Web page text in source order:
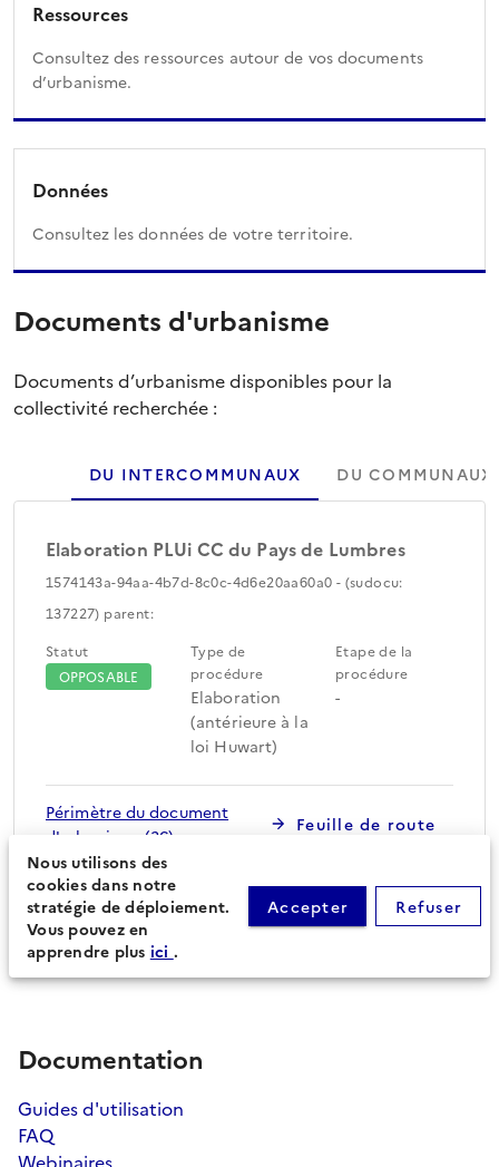
Ressources
Consultez des ressources autour de vos documents
d’urbanisme.
Données
Consultez les données de votre territoire.
Documents d'urbanisme
Documents d’urbanisme disponibles pour la
collectivité recherchée :
DU INTERCOMMUNAUX DU COMMUNAUX
Elaboration PLUi CC du Pays de Lumbres
1574143a-94aa-4b7d-8c0c-4d6e20aa60a0 - (sudocu:
137227) parent:
Statut
OPPOSABLE
Type de
procédure
Elaboration
(antérieure à la
loi Huwart)
Etape de la
procédure
-
Périmètre du document
d'urbanisme (36)
Feuille de route
Procédures secondaires
Documentation
Guides d'utilisation
FAQ
Webinaires
Nous utilisons des
cookies dans notre
stratégie de déploiement.
Vous pouvez en
apprendre plus ici .
Accepter Refuser